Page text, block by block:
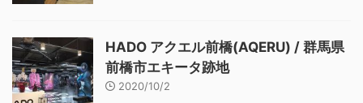
HADO アクエル前橋(AQERU) / 群馬県
前橋市エキータ跡地
2020/10/2